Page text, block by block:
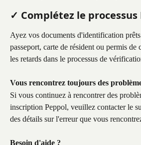
✓ Complétez le processus
Ayez vos documents d'identification
passeport, carte de résident ou permis
les retards dans le processus de
Vous rencontrez toujours des
Si vous continuez à rencontrer des
inscription Peppol, veuillez contacter le
des détails sur l'erreur que vous
Besoin d'aide ?